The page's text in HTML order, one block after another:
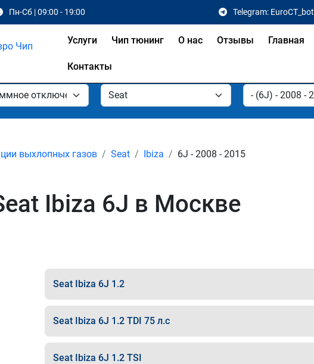
Пн-Сб | 09:00 - 19:00 Telegram: EuroCT_bot
Услуги Чип тюнинг О нас Отзывы Главная
Контакты
выхлопных газов Seat Ibiza 6J - 2008 - 2015
Ibiza 6J в Москве
Seat Ibiza 6J 1.2
Seat Ibiza 6J 1.2 TDI 75 л.с
Seat Ibiza 6J 1.2 TSI